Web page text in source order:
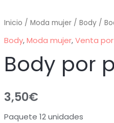
Inicio / Moda mujer/ Body/
Body,Moda mujer,Venta
Body por
3,50€
Paquete 12 unidades